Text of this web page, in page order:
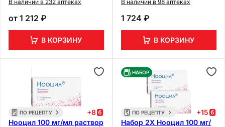
В наличии в 232 аптеках
от 1 212 ₽
В КОРЗИНУ
В наличии в 98 аптеках
1 724 ₽
В КОРЗИНУ
ПО РЕЦЕПТУ +8
Нооцил 100 мг/мл раствор
ПО РЕЦЕПТУ
НАБОР
+15
Набор 2Х Нооцил 100 мг/